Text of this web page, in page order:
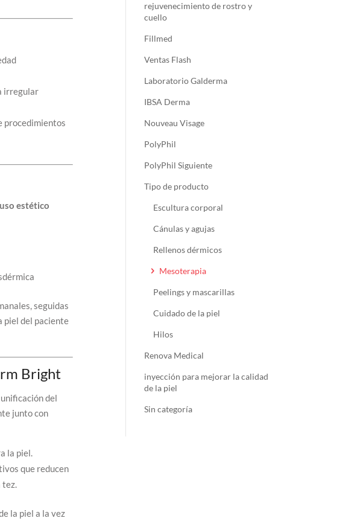
irregular
procedimientos
estético
seguidas
piel del paciente
Bright
del
junto con
la piel.
que reducen
tez.
la piel a la vez
rejuvenecimiento de rostro y
cuello
Fillmed
Ventas Flash
Laboratorio Galderma
IBSA Derma
Nouveau Visage
PolyPhil
PolyPhil Siguiente
Tipo de producto
Escultura corporal
Cánulas y agujas
Rellenos dérmicos
Mesoterapia
Peelings y mascarillas
Cuidado de la piel
Hilos
Renova Medical
inyección para mejorar la calidad
de la piel
Sin categoría